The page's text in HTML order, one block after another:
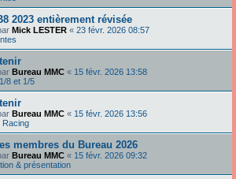
2023 entièrement révisée
Mick LESTER « 23 févr. 2026 08:57
Bureau MMC « 15 févr. 2026 13:58
8 et 1/5
Bureau MMC « 15 févr. 2026 13:56
Racing
membres du Bureau 2026
Bureau MMC « 15 févr. 2026 09:32
& présentation